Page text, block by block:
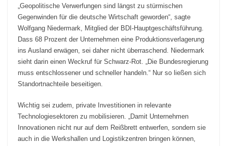
„Geopolitische Verwerfungen sind längst zu stürmischen
Gegenwinden für die deutsche Wirtschaft geworden“, sagte
Wolfgang Niedermark, Mitglied der BDI-Hauptgeschäftsführung.
Dass 68 Prozent der Unternehmen eine Produktionsverlagerung
ins Ausland erwägen, sei daher nicht überraschend. Niedermark
sieht darin einen Weckruf für Schwarz-Rot. „Die Bundesregierung
muss entschlossener und schneller handeln.“ Nur so ließen sich
Standortnachteile beseitigen.
Wichtig sei zudem, private Investitionen in relevante
Technologiesektoren zu mobilisieren. „Damit Unternehmen
Innovationen nicht nur auf dem Reißbrett entwerfen, sondern sie
auch in die Werkshallen und Logistikzentren bringen können,